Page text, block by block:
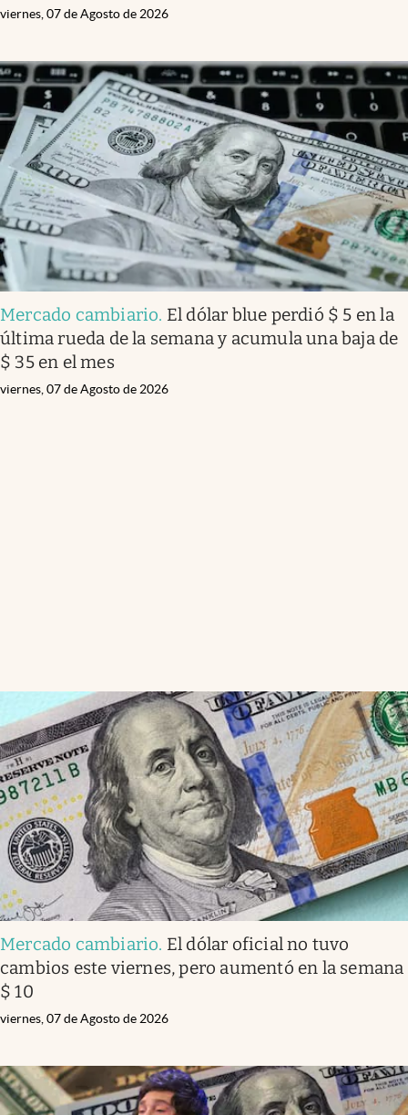
viernes, 07 de Agosto de 2026
Mercado cambiario. El dólar blue perdió $ 5 en la
última rueda de la semana y acumula una baja de
$ 35 en el mes
viernes, 07 de Agosto de 2026
Mercado cambiario. El dólar oficial no tuvo
cambios este viernes, pero aumentó en la semana
$ 10
viernes, 07 de Agosto de 2026